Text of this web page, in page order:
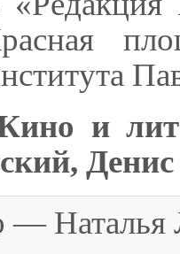
и
— Наталья